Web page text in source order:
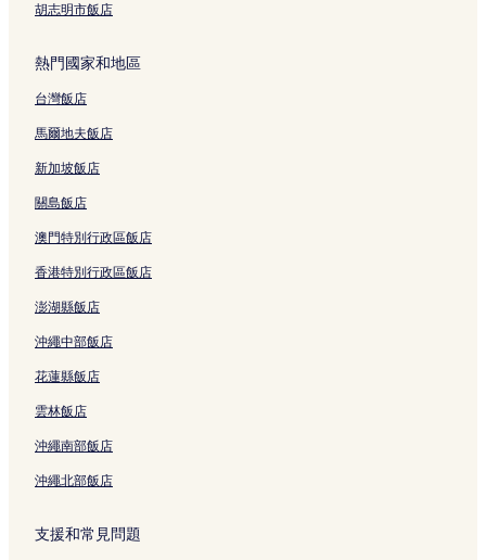
胡志明市飯店
熱門國家和地區
台灣飯店
馬爾地夫飯店
新加坡飯店
關島飯店
澳門特別行政區飯店
香港特別行政區飯店
澎湖縣飯店
沖繩中部飯店
花蓮縣飯店
雲林飯店
沖繩南部飯店
沖繩北部飯店
支援和常見問題